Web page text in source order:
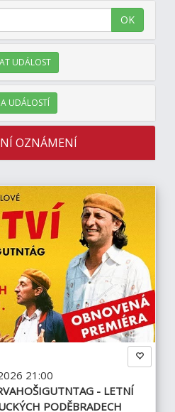
OK
UDÁLOST
UDÁLOSTÍ
OZNÁMENÍ
21:00
- LETNÍ
PODĚBRADECH